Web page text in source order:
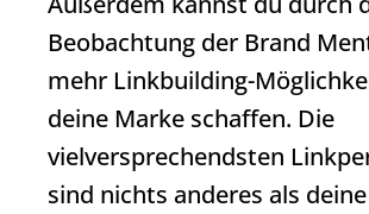
Beobachtung der Brand
mehr Linkbuilding-
deine Marke schaffen. Die
vielversprechendsten
sind nichts anderes als